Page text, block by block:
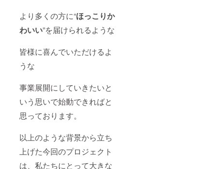
より多くの方に“ほっこりか
わいい”を届けられるような
皆様に喜んでいただけるよ
うな
事業展開にしていきたいと
いう思いで始動できればと
思っております。
以上のような背景から立ち
上げた今回のプロジェクト
は、私たちにとって大きな